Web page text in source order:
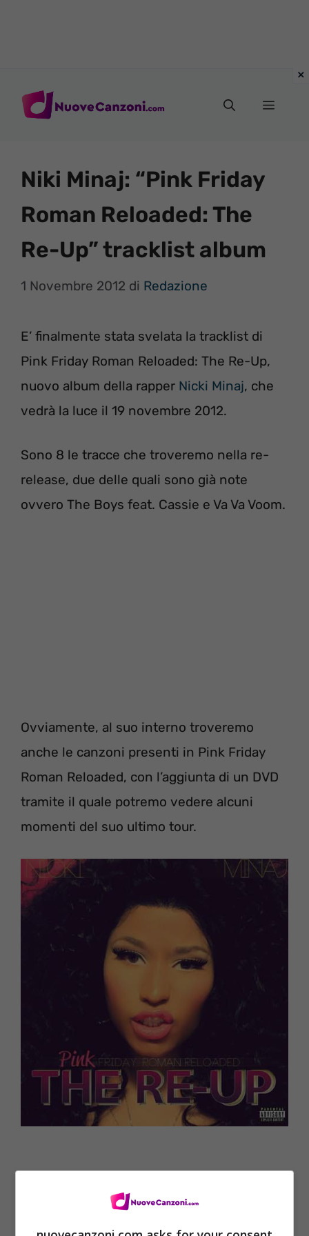
Menu
Niki Minaj: “Pink Friday
Roman Reloaded: The
Re-Up” tracklist album
1 Novembre 2012 di Redazione
E’ finalmente stata svelata la tracklist di
Pink Friday Roman Reloaded: The Re-Up,
nuovo album della rapper Nicki Minaj, che
vedrà la luce il 19 novembre 2012.
Sono 8 le tracce che troveremo nella re-
release, due delle quali sono già note
ovvero The Boys feat. Cassie e Va Va Voom.
Ovviamente, al suo interno troveremo
anche le canzoni presenti in Pink Friday
Roman Reloaded, con l’aggiunta di un DVD
tramite il quale potremo vedere alcuni
momenti del suo ultimo tour.